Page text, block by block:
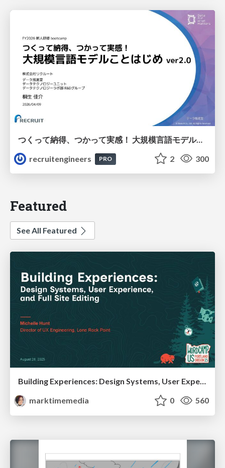
つくって納得、つかって実感！ 大規模言語モデルことはじめ ver2.0
recruitengineers
PRO 2 300
Featured
See All Featured
Building Experiences: Design Systems, User Experience, and Full Site Editing
marktimemedia
0 560